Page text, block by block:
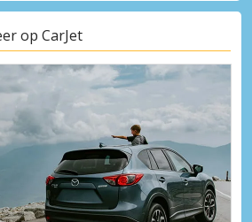
op CarJet